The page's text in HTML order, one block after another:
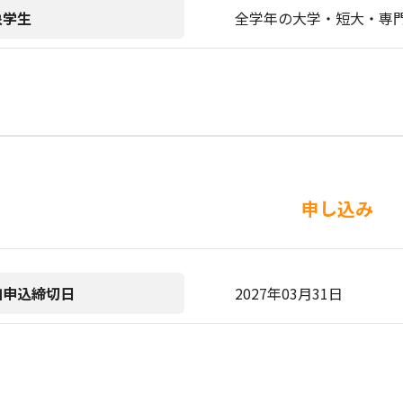
生 全学年の大学・短大・専
申し込み
込締切日 2027年03月31日